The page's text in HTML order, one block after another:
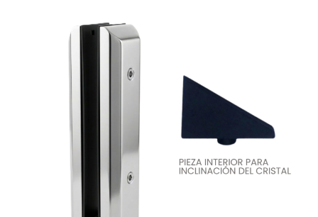
desde
7.60€
hasta